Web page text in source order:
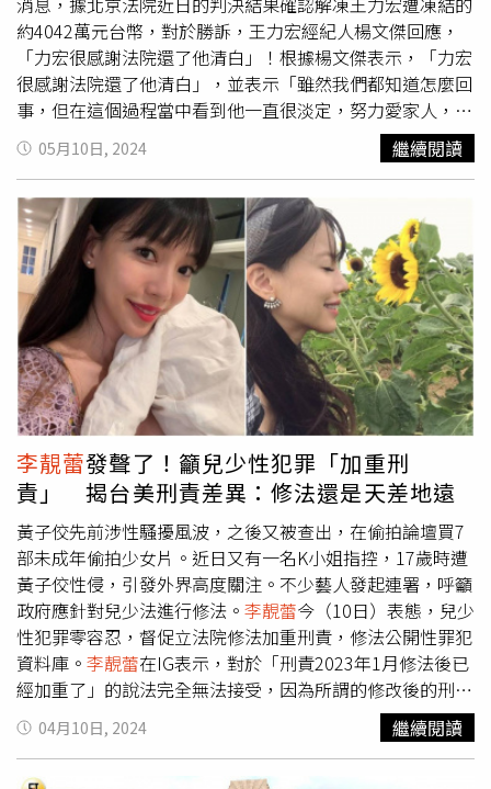
外，也有許多人建議，「這應該要找蕭亞軒吧！怎麼會是這
個力宏敢？你們是發生什麼事？」、「明明蕭亞軒就比較適
合」、「搞笑嗎？要找也是找蕭亞軒吧」。
約4042萬元台幣，對於勝訴，王力宏經紀人楊文傑回應，
「力宏很感謝法院還了他清白」！根據楊文傑表示，「力宏
很感謝法院還了他清白」，並表示「雖然我們都知道怎麼回
事，但在這個過程當中看到他一直很淡定，努力愛家人，成
功的重返舞台，真的令人佩服」。除此之外，楊文傑還提
到，「特別感謝法院的高度專業與重視，也特別感謝所有不
離不棄相信力宏的粉絲們」。據了解，李靚蕾當時在網路上
發表一篇長達5000多字的毀滅文，控訴王力宏12項罪狀，
由於他當時代言INFINITI汽車，汽車品牌業者在王力宏代言
不到一天時間就解除合作，並求償2000萬人民幣，約9000
萬台幣的天價，讓他成為史上最短代言人。北京法院在近兩
年的調查和審理中，並未發現任何指向王力宏有任何不端行
為的指控或鄭據，包括判決書中也指出，「這些指控不排除
是捏造的毀謗文」，法院因此裁定王力宏無需支付巨額賠償
金，並指解凍其公司的現金資產。對於判決結果，不僅幫王
力宏洗刷名譽，也終結了這場延續多年的法律糾紛，法院也
解凍了王力宏所屬「西東音樂」被凍結的901萬人民幣資
產，而此案勝訴，預計外界對王力宏的關注或許會稍微減
退。王力宏很感謝法院還了他清白。（圖／翻攝自微博）
05月10日, 2024 繼續閱讀
李靚蕾發聲了！籲兒少性犯罪「加重刑
責」 揭台美刑責差異：修法還是天差地遠
黃子佼先前涉性騷擾風波，之後又被查出，在偷拍論壇買7
部未成年偷拍少女片。近日又有一名K小姐指控，17歲時遭
黃子佼性侵，引發外界高度關注。不少藝人發起連署，呼籲
政府應針對兒少法進行修法。 李靚蕾今（10日）表態，兒少
性犯罪零容忍，督促立法院修法加重刑責，修法公開性罪犯
資料庫。 李靚蕾在IG表示，對於「刑責2023年1月修法後已
經加重了」的說法完全無法接受，因為所謂的修改後的刑
責，跟國際的標準，還是天差地遠的少了一個零，以持有兒
少性影像為例，台灣所謂加重後的刑責，也只是從原本的
「沒有刑責／1至10萬罰款」，加重到「1年以下徒刑／3至
04月10日, 2024 繼續閱讀